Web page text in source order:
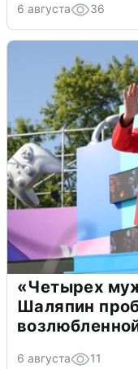
6 августа 36
«Четырех
Шаляпин
6 августа 11